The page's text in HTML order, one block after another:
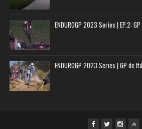
ENDUROGP 2023 Series | EP.2:
ENDUROGP 2023 Series | GP de